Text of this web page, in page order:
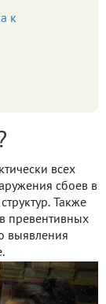
к
всех
сбоев в
Также
превентивных
выявления